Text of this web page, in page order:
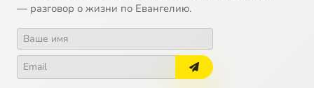
— разговор о жизни по Евангелию.